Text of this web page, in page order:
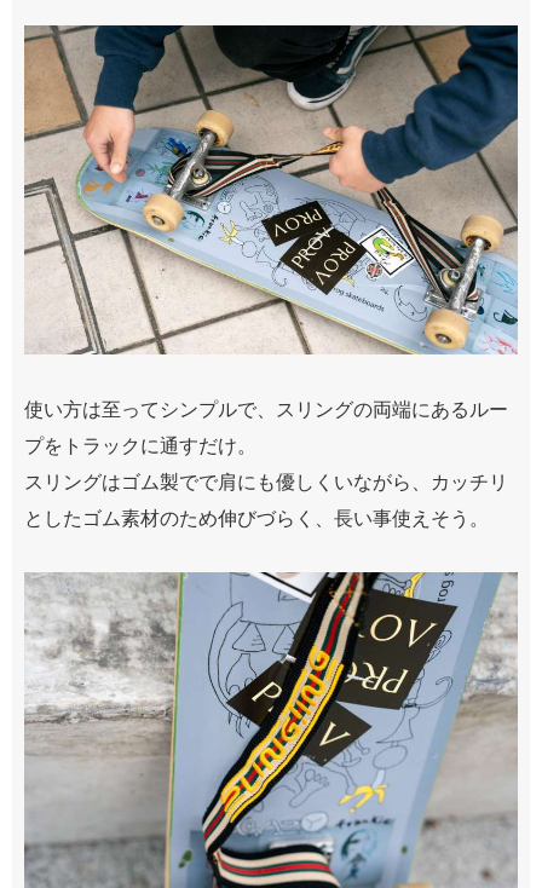
使い方は至ってシンプルで、スリングの両端にあるルー
プをトラックに通すだけ。
スリングはゴム製でで肩にも優しくいながら、カッチリ
としたゴム素材のため伸びづらく、長い事使えそう。